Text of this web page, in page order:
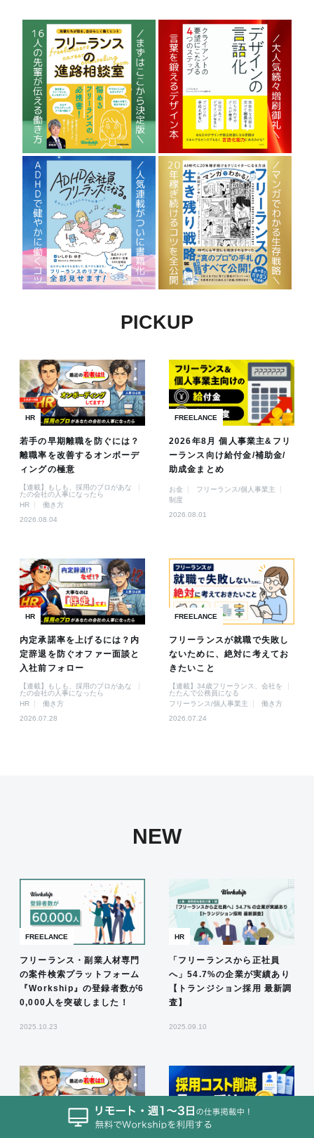
PICKUP
HR
若手の早期離職を防ぐには？
離職率を改善するオンボーデ
ィングの極意
【連載】もしも、採用のプロがあな
たの会社の人事になったら
HR
働き方
2026.08.04
FREELANCE
2026年8月 個人事業主&フリ
ーランス向け給付金/補助金/
助成金まとめ
お金
フリーランス/個人事業主
制度
2026.08.01
HR
内定承諾率を上げるには？内
定辞退を防ぐオファー面談と
入社前フォロー
【連載】もしも、採用のプロがあな
たの会社の人事になったら
HR
働き方
2026.07.28
FREELANCE
フリーランスが就職で失敗し
ないために、絶対に考えてお
きたいこと
【連載】34歳フリーランス、会社を
たたんで公務員になる
フリーランス/個人事業主
働き方
2026.07.24
NEW
FREELANCE
フリーランス・副業人材専門
の案件検索プラットフォーム
『Workship』の登録者数が6
0,000人を突破しました！
2025.10.23
HR
「フリーランスから正社員
へ」54.7%の企業が実績あり
【トランジション採用 最新調
査】
2025.09.10
HR